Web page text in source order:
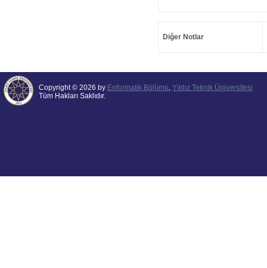
Diğer Notlar
Copyright © 2026 by Enformatik Bölümü, Yıldız Teknik Üniversitesi
Tüm Hakları Saklıdır.